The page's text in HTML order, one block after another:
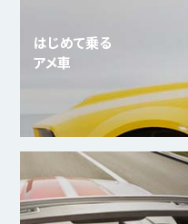
はじめて乗る
アメ車